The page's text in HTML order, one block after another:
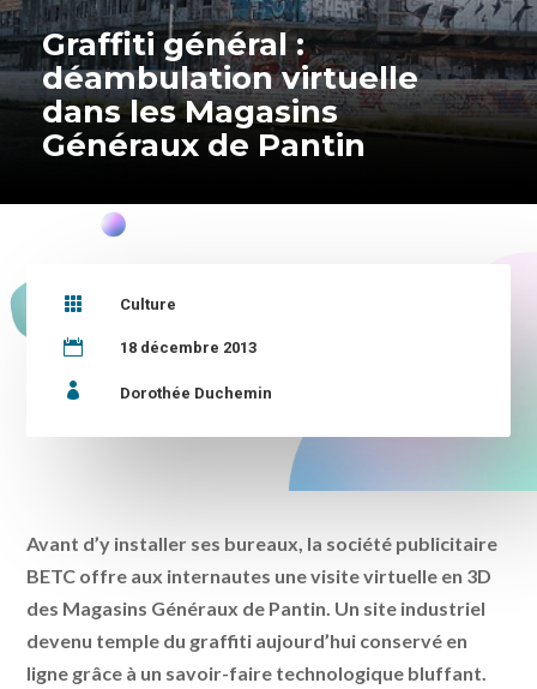
Graffiti général :
déambulation virtuelle
dans les Magasins
Généraux de Pantin
 Culture
 18 décembre 2013
 Dorothée Duchemin
Avant d’y installer ses bureaux, la société publicitaire
BETC offre aux internautes une visite virtuelle en 3D
des Magasins Généraux de Pantin. Un site industriel
devenu temple du graffiti aujourd’hui conservé en
ligne grâce à un savoir-faire technologique bluffant.